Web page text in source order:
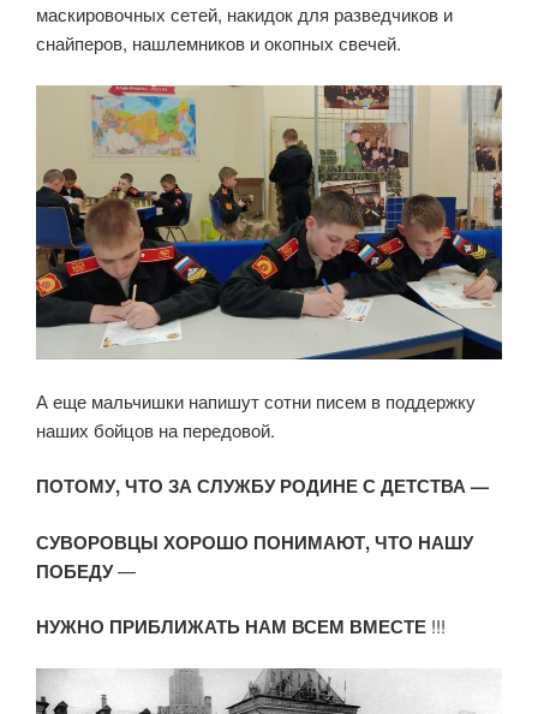
маскировочных сетей, накидок для разведчиков и
снайперов, нашлемников и окопных свечей.
А еще мальчишки напишут сотни писем в поддержку
наших бойцов на передовой.
ПОТОМУ, ЧТО ЗА СЛУЖБУ РОДИНЕ С ДЕТСТВА —
СУВОРОВЦЫ ХОРОШО ПОНИМАЮТ, ЧТО НАШУ
ПОБЕДУ—
НУЖНО ПРИБЛИЖАТЬ НАМ ВСЕМ ВМЕСТЕ !!!